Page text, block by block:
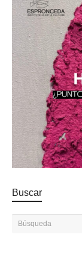
Buscar